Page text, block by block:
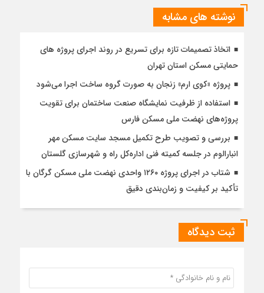
نوشته های مشابه
اتخاذ تصمیمات تازه برای تسریع در روند اجرای پروژه های
حمایتی مسکن استان تهران
پروژه «کوی ارم» زنجان به صورت گروه ساخت اجرا می‌شود
استفاده از ظرفیت نمایشگاه صنعت ساختمان برای تقویت
پروژه‌های نهضت ملی مسکن فارس
بررسی و تصویب طرح تکمیل مسجد سایت مسکن مهر
انبارالوم در جلسه کمیته فنی اداره‌کل راه و شهرسازی گلستان
شتاب در اجرای پروژه ۱۲۶۰ واحدی نهضت ملی مسکن گرگان با
تأکید بر کیفیت و زمان‌بندی دقیق
ثبت دیدگاه